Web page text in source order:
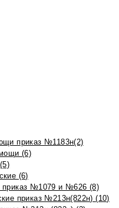
приказ №1183н(2)
(6)
(6)
приказ №1079 и №626 (8)
приказ №213н(822н) (10)